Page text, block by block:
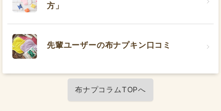
方」
先輩ユーザーの布ナプキン口コミ
布ナプコラムTOPへ